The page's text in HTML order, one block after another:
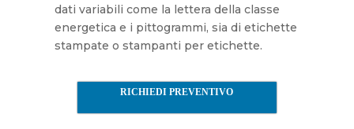
dati variabili come la lettera della classe
energetica e i pittogrammi, sia di etichette
stampate o stampanti per etichette.
RICHIEDI PREVENTIVO